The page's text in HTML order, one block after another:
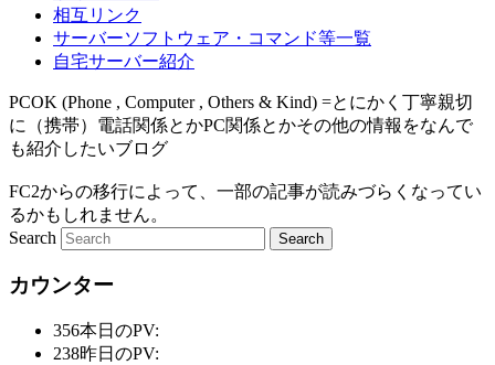
相互リンク
サーバーソフトウェア・コマンド等一覧
自宅サーバー紹介
PCOK (Phone , Computer , Others & Kind) =とにかく丁寧親切
に（携帯）電話関係とかPC関係とかその他の情報をなんで
も紹介したいブログ
FC2からの移行によって、一部の記事が読みづらくなってい
るかもしれません。
Search
カウンター
356本日のPV:
238昨日のPV: